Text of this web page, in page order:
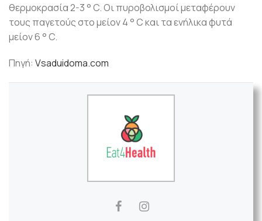
θερμοκρασία 2-3 ° C. Οι πυροβολισμοί μεταφέρουν
τους παγετούς στο μείον 4 ° C και τα ενήλικα φυτά
μείον 6 ° C.
Πηγή: Vsaduidoma.com